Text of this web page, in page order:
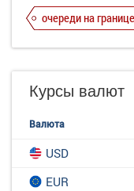
очереди на границе
Курсы валют
Валюта
USD
EUR